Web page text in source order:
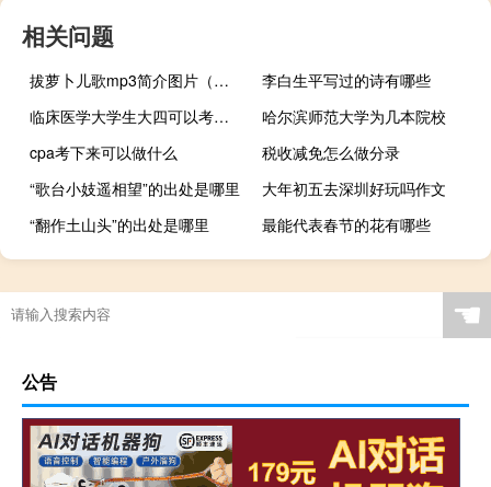
相关问题
拔萝卜儿歌mp3简介图片（拔萝卜儿歌mp3简介）
李白生平写过的诗有哪些
临床医学大学生大四可以考研吗
哈尔滨师范大学为几本院校
cpa考下来可以做什么
税收减免怎么做分录
“歌台小妓遥相望”的出处是哪里
大年初五去深圳好玩吗作文
“翻作土山头”的出处是哪里
最能代表春节的花有哪些
☚
公告